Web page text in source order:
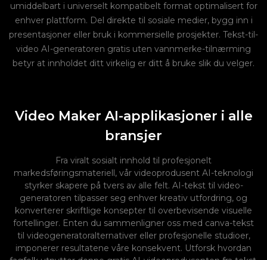
umiddelbart i universelt kompatibelt format optimalisert for
enhver plattform. Del direkte til sosiale medier, bygg inn i
presentasjoner eller bruk i kommersielle prosjekter. Tekst-til-
video AI-generatoren gratis uten vannmerke-tilnærming
betyr at innholdet ditt virkelig er ditt å bruke slik du velger.
Video Maker AI-applikasjoner i alle
bransjer
Fra viralt sosialt innhold til profesjonelt
markedsføringsmateriell, vår videoprodusent AI-teknologi
styrker skapere på tvers av alle felt. AI-tekst til video-
generatoren tilpasser seg enhver kreativ utfordring, og
konverterer skriftlige konsepter til overbevisende visuelle
fortellinger. Enten du sammenligner oss med canva-tekst
til videogeneratoralternativer eller profesjonelle studioer,
imponerer resultatene våre konsekvent. Utforsk hvordan